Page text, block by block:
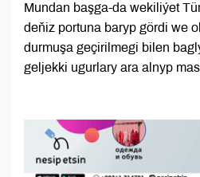
Mundan başga-da wekiliýet
deňiz portuna baryp gördi we
durmuşa geçirilmegi bilen
geljekki ugurlary ara alnyp